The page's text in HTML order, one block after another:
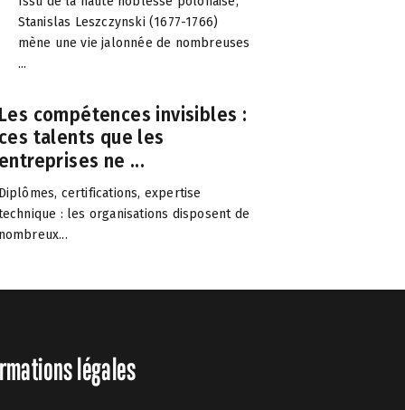
Stanislas Leszczynski (1677-1766)
mène une vie jalonnée de nombreuses
...
Les compétences invisibles :
ces talents que les
entreprises ne ...
Diplômes, certifications, expertise
: les organisations disposent de
nombreux...
légales